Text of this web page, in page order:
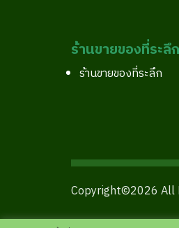
ร้านขายของที่ระลึก
ร้านขายของที่ระลึก
Copyright©2026 All